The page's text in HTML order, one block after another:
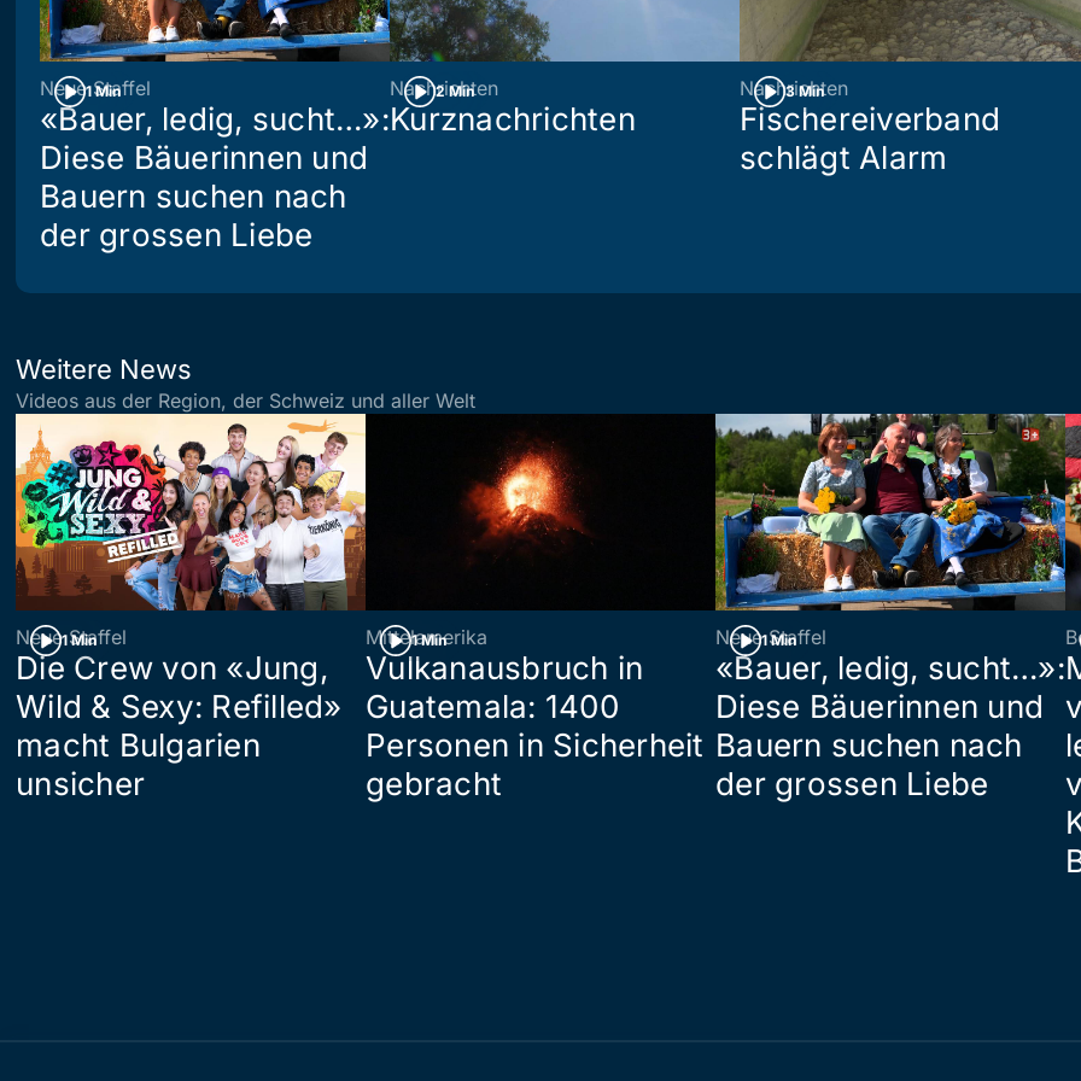
1 Min
Neue Staffel
«Bauer, ledig, sucht…»:
Diese Bäuerinnen und
Bauern suchen nach
der grossen Liebe
2 Min
Nachrichten
Kurznachrichten
3 Min
Nachrichten
Fischereiverband
schlägt Alarm
Weitere News
Videos aus der Region, der Schweiz und aller Welt
1 Min
Neue Staffel
Die Crew von «Jung,
Wild & Sexy: Refilled»
macht Bulgarien
unsicher
1 Min
Mittelamerika
Vulkanausbruch in
Guatemala: 1400
Personen in Sicherheit
gebracht
1 Min
Neue Staffel
«Bauer, ledig, sucht…»:
Diese Bäuerinnen und
Bauern suchen nach
der grossen Liebe